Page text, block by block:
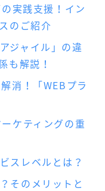
実践支援！イン
のご紹介
ジャイル」の違
も解説！
消！「WEBプラ
ケティングの重
スレベルとは？
そのメリットと